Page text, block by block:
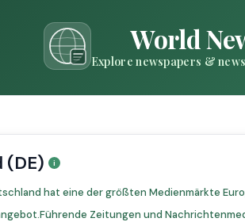
World
Explore newspapers &
(DE)
hat eine der größten Medienmärkte
Zeitungen und